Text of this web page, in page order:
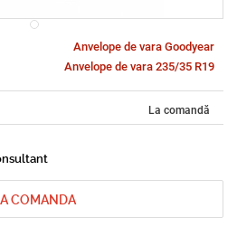
Anvelope de vara Goodyear
Anvelope de vara 235/35 R19
La comandă
LA COMANDA